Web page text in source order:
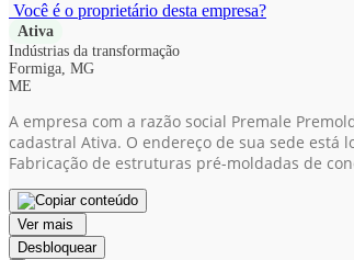
Você é o proprietário desta empresa?
Ativa
Indústrias da transformação
Formiga, MG
ME
A empresa com a razão social Premale
cadastral Ativa. O endereço de sua sede está
Fabricação de estruturas pré-moldadas de
Ver mais
Desbloquear